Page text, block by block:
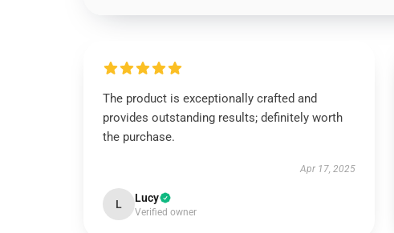
The product is exceptionally crafted and
provides outstanding results; definitely worth
the purchase.
Apr 17, 2025
L Lucy
Verified owner